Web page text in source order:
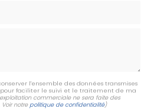
l'ensemble des données transmises
faciliter le suivi et le traitement de ma
commerciale ne sera faite des
Voir notrepolitique de confidentialité)